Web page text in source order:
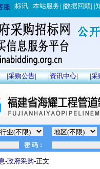
服 |标讯| |本站服务| |数据回顾| |
|采购公告| |资讯中心| |采
-政府采购-正文